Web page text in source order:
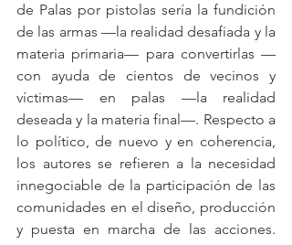
de Palas por pistolas sería la fundición
de las armas —la realidad desafiada y la
materia primaria— para convertirlas —
con ayuda de cientos de vecinos y
víctimas— en palas —la realidad
deseada y la materia final—. Respecto a
lo político, de nuevo y en coherencia,
los autores se refieren a la necesidad
innegociable de la participación de las
comunidades en el diseño, producción
y puesta en marcha de las acciones.